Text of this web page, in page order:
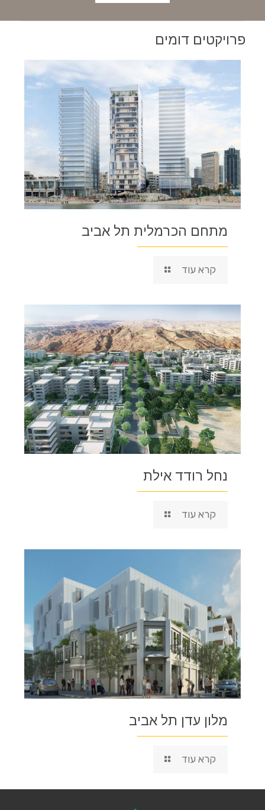
פרויקטים דומים
מתחם הכרמלית תל אביב
קרא עוד
נחל רודד אילת
קרא עוד
מלון עדן תל אביב
קרא עוד